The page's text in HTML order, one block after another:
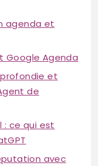
agenda et
Google Agenda
et
de
ce qui est
avec